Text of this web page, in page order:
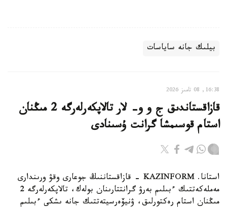
بيلىك جانە ساياسات
16:38, 08 تامىز 2026
قازاقستاندىق ج و و- لار تالاپكەرلەرگە 2 مىڭنان
استام قوسىمشا گرانت ۇسىنادى
استانا. KAZINFORM - قازاقستاننىڭ جوعارى وقۋ ورىندارى
مەملەكەتتىك ءبىلىم بەرۋ گرانتتارىنان بولەك، تالاپكەرلەرگە 2
مىڭنان استام رەكتورلىق، ۋنيۆەرسيتەتتىك جانە ىشكى ءبىلىم